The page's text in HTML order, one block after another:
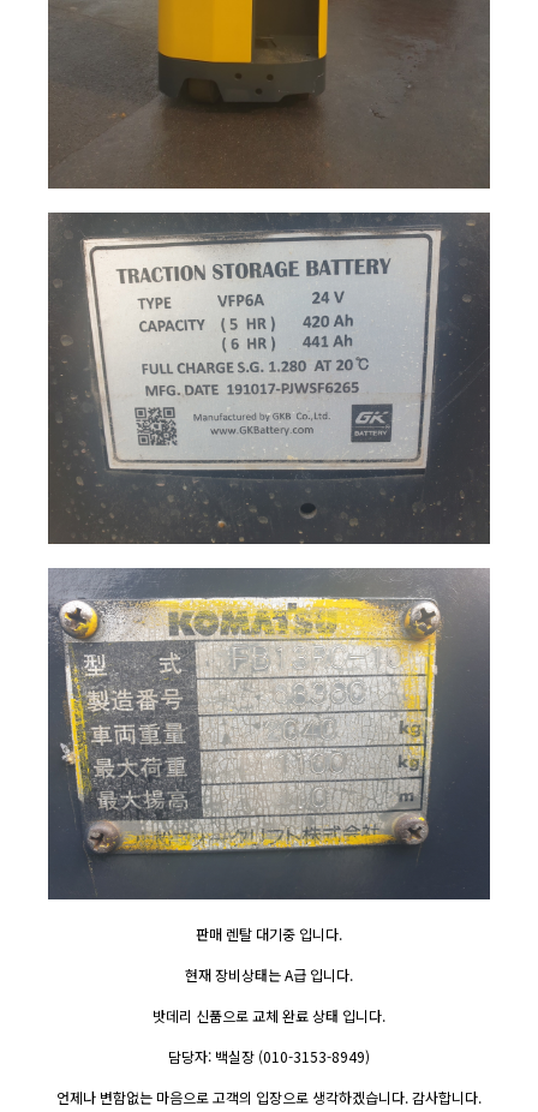
판매 렌탈 대기중 입니다.
현재 장비상태는 A급 입니다.
밧데리 신품으로 교체 완료 상태 입니다.
담당자: 백실장 (010-3153-8949)
언제나 변함없는 마음으로 고객의 입장으로 생각하겠습니다. 감사합니다.